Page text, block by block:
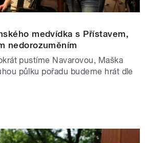
medvídka s Přístavem,
nedorozuměním
pustíme Navarovou, Maška
půlku pořadu budeme hrát dle